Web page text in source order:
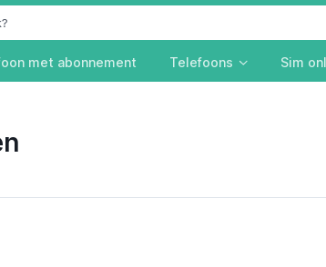
met abonnement Telefoons Sim